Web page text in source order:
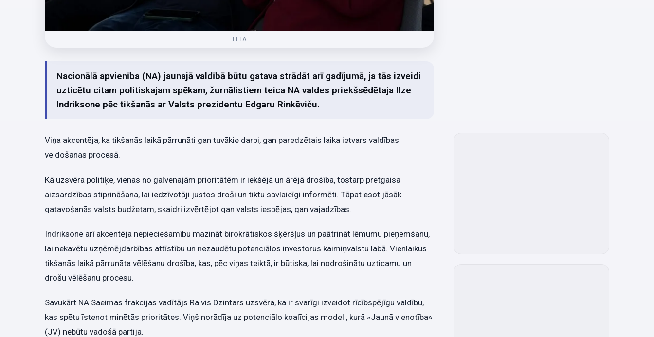
LETA
Nacionālā apvienība (NA) jaunajā valdībā būtu gatava strādāt arī gadījumā, ja tās izveidi
uzticētu citam politiskajam spēkam, žurnālistiem teica NA valdes priekšsēdētaja Ilze
Indriksone pēc tikšanās ar Valsts prezidentu Edgaru Rinkēviču.
Viņa akcentēja, ka tikšanās laikā pārrunāti gan tuvākie darbi, gan paredzētais laika ietvars valdības
veidošanas procesā.
Kā uzsvēra politiķe, vienas no galvenajām prioritātēm ir iekšējā un ārējā drošība, tostarp pretgaisa
aizsardzības stiprināšana, lai iedzīvotāji justos droši un tiktu savlaicīgi informēti. Tāpat esot jāsāk
gatavošanās valsts budžetam, skaidri izvērtējot gan valsts iespējas, gan vajadzības.
Indriksone arī akcentēja nepieciešamību mazināt birokrātiskos šķēršļus un paātrināt lēmumu pieņemšanu,
lai nekavētu uzņēmējdarbības attīstību un nezaudētu potenciālos investorus kaimiņvalstu labā. Vienlaikus
tikšanās laikā pārrunāta vēlēšanu drošība, kas, pēc viņas teiktā, ir būtiska, lai nodrošinātu uzticamu un
drošu vēlēšanu procesu.
Savukārt NA Saeimas frakcijas vadītājs Raivis Dzintars uzsvēra, ka ir svarīgi izveidot rīcībspējīgu valdību,
kas spētu īstenot minētās prioritātes. Viņš norādīja uz potenciālo koalīcijas modeli, kurā «Jaunā vienotība»
(JV) nebūtu vadošā partija.